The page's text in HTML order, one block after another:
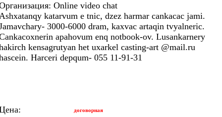
Online video chat
katarvum e tnic, dzez harmar cankacac jami.
3000-6000 dram, kaxvac artaqin tvyalneric.
apahovum enq notbook-ov. Lusankarnery
kensagrutyan het uxarkel casting-art @mail.ru
Harceri depqum- 055 11-91-31
договорная